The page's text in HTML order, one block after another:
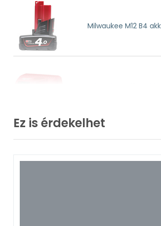
Milwaukee M12 B4
Ez is érdekelhet